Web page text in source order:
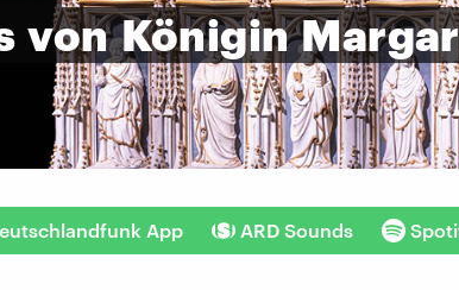
von Königin
App ARD Sounds